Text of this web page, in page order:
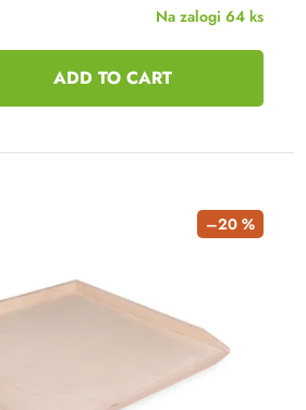
Na zalogi 64 ks
ADD TO CART
–20 %